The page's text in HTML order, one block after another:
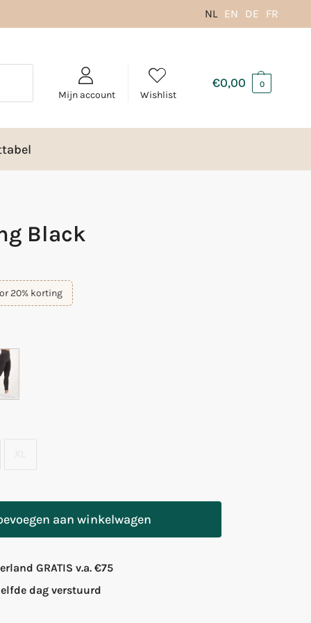
NL EN DE FR
Mijn account Wishlist
€0,00 0
Black
20% korting
aan winkelwagen
GRATIS v.a. €75
dag verstuurd